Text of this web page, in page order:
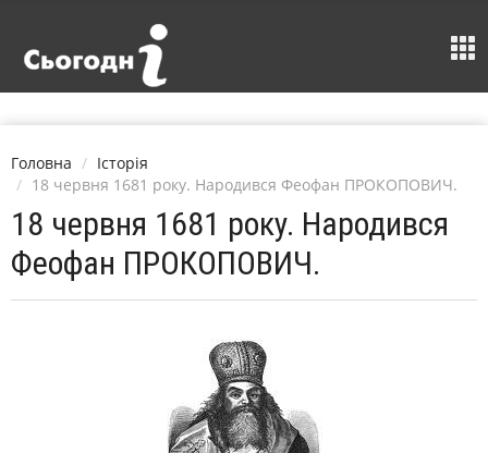
Головна
Історія
18 червня 1681 року. Народився Феофан ПРОКОПОВИЧ.
18 червня 1681 року. Народився
Феофан ПРОКОПОВИЧ.